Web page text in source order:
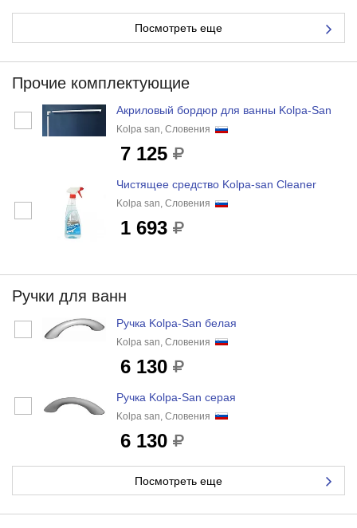
Посмотреть еще
Прочие комплектующие
Акриловый бордюр для ванны Kolpa-San
Kolpa san, Словения
7 125
Чистящее средство Kolpa-san Cleaner
Kolpa san, Словения
1 693
Ручки для ванн
Ручка Kolpa-San белая
Kolpa san, Словения
6 130
Ручка Kolpa-San серая
Kolpa san, Словения
6 130
Посмотреть еще